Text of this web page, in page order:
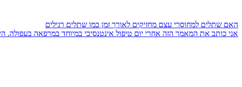
האם שתלים למחוסרי עצם מחזיקים לאורך זמן כמו שתלים רגילים
אני כותב את המאמר הזה אחרי יום טיפול אינטנסיבי במיוחד במרפאה